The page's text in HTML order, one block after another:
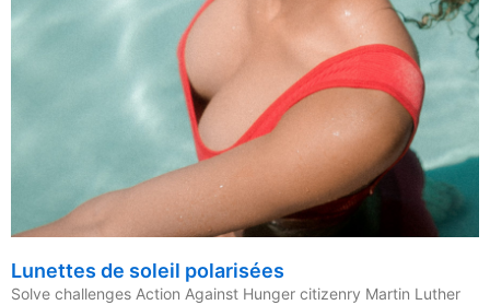
Lunettes de soleil polarisées
Solve challenges Action Against Hunger citizenry Martin Luther